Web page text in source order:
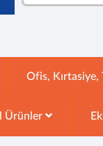
Ofis, Kırtasiye,
Ürünler